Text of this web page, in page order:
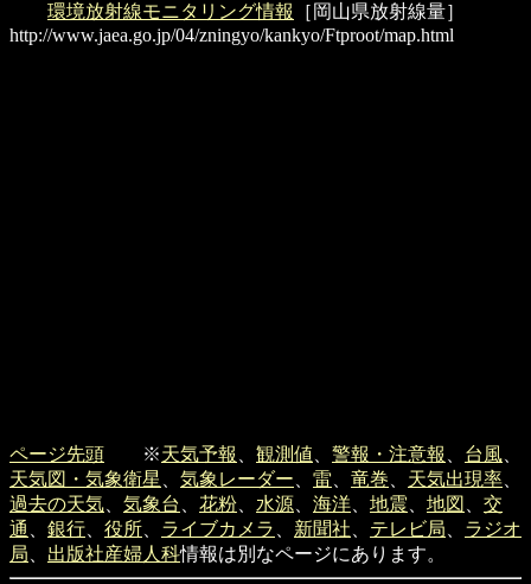
環境放射線モニタリング情報
［岡山県放射線量］
http://www.jaea.go.jp/04/zningyo/kankyo/Ftproot/map.html
ページ先頭 ※天気予報 観測値 警報・注意報 台風
天気図・気象衛星
気象レーダー 雷 竜巻 天気出現率
過去の天気
気象台 花粉 水源 海洋 地震 地図
交
通
銀行 役所 ライブカメラ 新聞社 テレビ局
ラジオ
局
出版社産婦人科情報は別なページにあります。